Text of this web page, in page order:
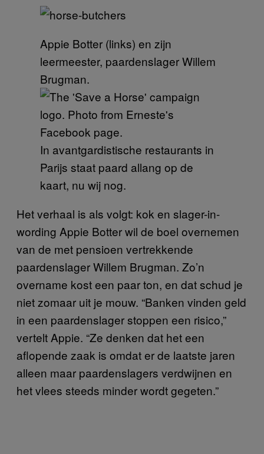
Appie Botter (links) en zijn
leermeester, paardenslager Willem
Brugman.
In avantgardistische restaurants in
Parijs staat paard allang op de
kaart, nu wij nog.
Het verhaal is als volgt: kok en slager-in-
wording Appie Botter wil de boel overnemen
van de met pensioen vertrekkende
paardenslager Willem Brugman. Zo’n
overname kost een paar ton, en dat schud je
niet zomaar uit je mouw. “Banken vinden geld
in een paardenslager stoppen een risico,”
vertelt Appie. “Ze denken dat het een
aflopende zaak is omdat er de laatste jaren
alleen maar paardenslagers verdwijnen en
het vlees steeds minder wordt gegeten.”